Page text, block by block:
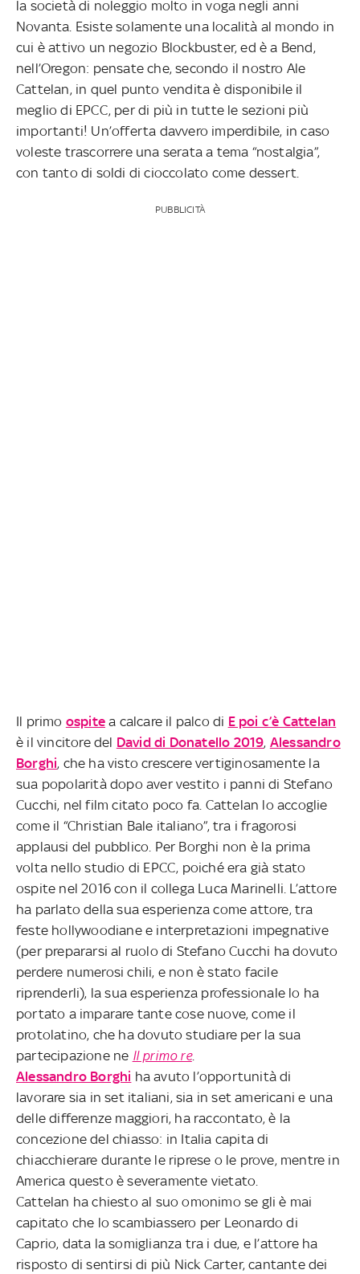
la società di noleggio molto in voga negli anni
Novanta. Esiste solamente una località al mondo in
cui è attivo un negozio Blockbuster, ed è a Bend,
nell’Oregon: pensate che, secondo il nostro Ale
Cattelan, in quel punto vendita è disponibile il
meglio di EPCC, per di più in tutte le sezioni più
importanti! Un’offerta davvero imperdibile, in caso
voleste trascorrere una serata a tema “nostalgia”,
con tanto di soldi di cioccolato come dessert.
PUBBLICITÀ
Il primo ospite a calcare il palco di E poi c’è Cattelan
è il vincitore del David di Donatello 2019, Alessandro
Borghi, che ha visto crescere vertiginosamente la
sua popolarità dopo aver vestito i panni di Stefano
Cucchi, nel film citato poco fa. Cattelan lo accoglie
come il “Christian Bale italiano”, tra i fragorosi
applausi del pubblico. Per Borghi non è la prima
volta nello studio di EPCC, poiché era già stato
ospite nel 2016 con il collega Luca Marinelli. L’attore
ha parlato della sua esperienza come attore, tra
feste hollywoodiane e interpretazioni impegnative
(per prepararsi al ruolo di Stefano Cucchi ha dovuto
perdere numerosi chili, e non è stato facile
riprenderli), la sua esperienza professionale lo ha
portato a imparare tante cose nuove, come il
protolatino, che ha dovuto studiare per la sua
partecipazione ne Il primo re.
Alessandro Borghi ha avuto l’opportunità di
lavorare sia in set italiani, sia in set americani e una
delle differenze maggiori, ha raccontato, è la
concezione del chiasso: in Italia capita di
chiacchierare durante le riprese o le prove, mentre in
America questo è severamente vietato.
Cattelan ha chiesto al suo omonimo se gli è mai
capitato che lo scambiassero per Leonardo di
Caprio, data la somiglianza tra i due, e l’attore ha
risposto di sentirsi di più Nick Carter, cantante dei